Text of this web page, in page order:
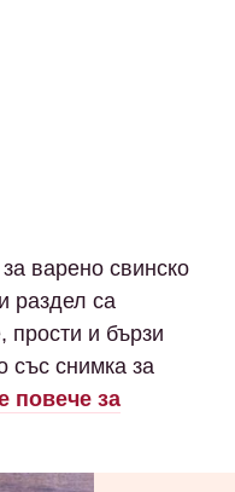
варено свинско
раздел са
прости и бързи
със снимка за
повече за